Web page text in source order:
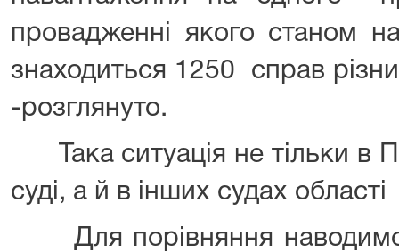
провадженні якого станом
знаходиться 1250 справ
-розглянуто.
Така ситуація не тільки в
суді, а й в інших судах області
Для порівняння